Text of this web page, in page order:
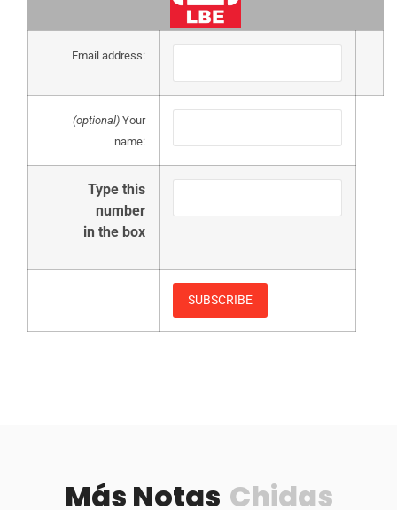
Email address:
(optional) Your
name:
Type this
number
in the box
Más Notas Chidas